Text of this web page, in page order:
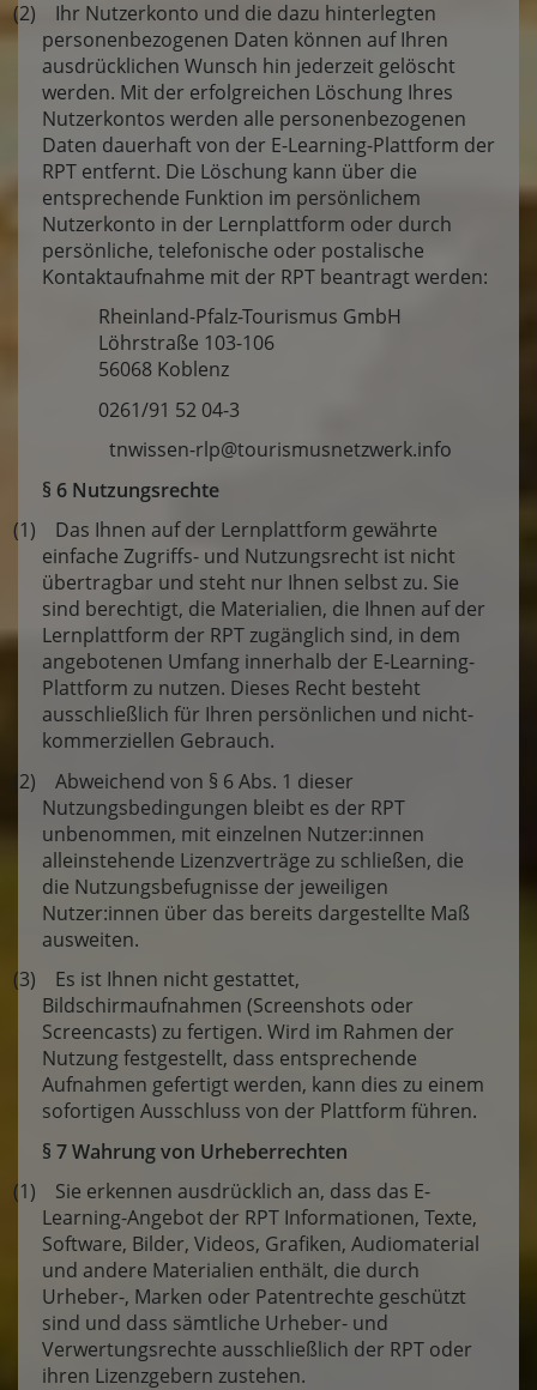
(2) Ihr Nutzerkonto und die dazu hinterlegten
personenbezogenen Daten können auf Ihren
ausdrücklichen Wunsch hin jederzeit gelöscht
werden. Mit der erfolgreichen Löschung Ihres
Nutzerkontos werden alle personenbezogenen
Daten dauerhaft von der E-Learning-Plattform der
RPT entfernt. Die Löschung kann über die
entsprechende Funktion im persönlichem
Nutzerkonto in der Lernplattform oder durch
persönliche, telefonische oder postalische
Kontaktaufnahme mit der RPT beantragt werden:
Rheinland-Pfalz-Tourismus GmbH
Löhrstraße 103-106
56068 Koblenz
0261/91 52 04-3
tnwissen-rlp@tourismusnetzwerk.info
§ 6 Nutzungsrechte
(1) Das Ihnen auf der Lernplattform gewährte
einfache Zugriffs- und Nutzungsrecht ist nicht
übertragbar und steht nur Ihnen selbst zu. Sie
sind berechtigt, die Materialien, die Ihnen auf der
Lernplattform der RPT zugänglich sind, in dem
angebotenen Umfang innerhalb der E-Learning-
Plattform zu nutzen. Dieses Recht besteht
ausschließlich für Ihren persönlichen und nicht-
kommerziellen Gebrauch.
(2) Abweichend von § 6 Abs. 1 dieser
Nutzungsbedingungen bleibt es der RPT
unbenommen, mit einzelnen Nutzer:innen
alleinstehende Lizenzverträge zu schließen, die
die Nutzungsbefugnisse der jeweiligen
Nutzer:innen über das bereits dargestellte Maß
ausweiten.
(3) Es ist Ihnen nicht gestattet,
Bildschirmaufnahmen (Screenshots oder
Screencasts) zu fertigen. Wird im Rahmen der
Nutzung festgestellt, dass entsprechende
Aufnahmen gefertigt werden, kann dies zu einem
sofortigen Ausschluss von der Plattform führen.
§ 7 Wahrung von Urheberrechten
(1) Sie erkennen ausdrücklich an, dass das E-
Learning-Angebot der RPT Informationen, Texte,
Software, Bilder, Videos, Grafiken, Audiomaterial
und andere Materialien enthält, die durch
Urheber-, Marken oder Patentrechte geschützt
sind und dass sämtliche Urheber- und
Verwertungsrechte ausschließlich der RPT oder
ihren Lizenzgebern zustehen.